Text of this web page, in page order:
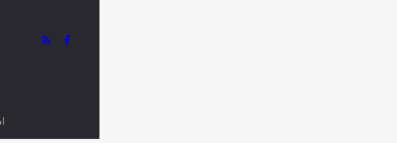
المواقع الاخبارية